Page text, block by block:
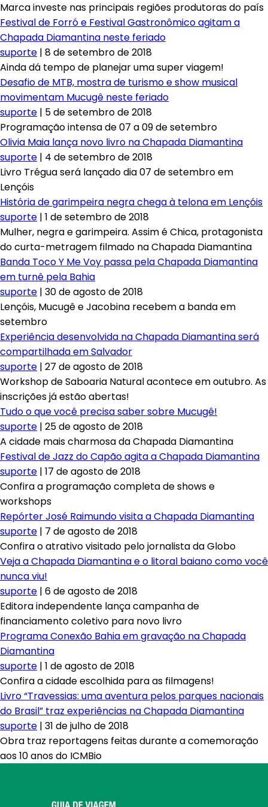
Marca investe nas principais regiões produtoras do país
Festival de Forró e Festival Gastronômico agitam a
Chapada Diamantina neste feriado
suporte | 8 de setembro de 2018
Ainda dá tempo de planejar uma super viagem!
Desafio de MTB, mostra de turismo e show musical
movimentam Mucugê neste feriado
suporte | 5 de setembro de 2018
Programação intensa de 07 a 09 de setembro
Olivia Maia lança novo livro na Chapada Diamantina
suporte | 4 de setembro de 2018
Livro Trégua será lançado dia 07 de setembro em
Lençóis
História de garimpeira negra chega à telona em Lençóis
suporte | 1 de setembro de 2018
Mulher, negra e garimpeira. Assim é Chica, protagonista
do curta-metragem filmado na Chapada Diamantina
Banda Toco Y Me Voy passa pela Chapada Diamantina
em turnê pela Bahia
suporte | 30 de agosto de 2018
Lençóis, Mucugê e Jacobina recebem a banda em
setembro
Experiência desenvolvida na Chapada Diamantina será
compartilhada em Salvador
suporte | 27 de agosto de 2018
Workshop de Saboaria Natural acontece em outubro. As
inscrições já estão abertas!
Tudo o que você precisa saber sobre Mucugê!
suporte | 25 de agosto de 2018
A cidade mais charmosa da Chapada Diamantina
Festival de Jazz do Capão agita a Chapada Diamantina
suporte | 17 de agosto de 2018
Confira a programação completa de shows e
workshops
Repórter José Raimundo visita a Chapada Diamantina
suporte | 7 de agosto de 2018
Confira o atrativo visitado pelo jornalista da Globo
Veja a Chapada Diamantina e o litoral baiano como você
nunca viu!
suporte | 6 de agosto de 2018
Editora independente lança campanha de
financiamento coletivo para novo livro
Programa Conexão Bahia em gravação na Chapada
Diamantina
suporte | 1 de agosto de 2018
Confira a cidade escolhida para as filmagens!
Livro “Travessias: uma aventura pelos parques nacionais
do Brasil” traz experiências na Chapada Diamantina
suporte | 31 de julho de 2018
Obra traz reportagens feitas durante a comemoração
aos 10 anos do ICMBio